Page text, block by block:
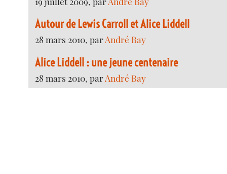
Autour de Lewis Carroll et Alice Liddell
28 mars 2010, parAndré Bay
Alice Liddell : une jeune centenaire
28 mars 2010, parAndré Bay